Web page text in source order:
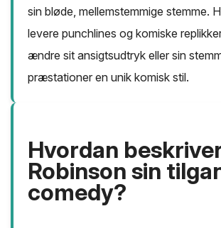
sin bløde, mellemstemmige stemme.
levere punchlines og komiske
ændre sit ansigtsudtryk eller sin
præstationer en unik komisk stil.
Hvordan
Robinson sin
comedy?